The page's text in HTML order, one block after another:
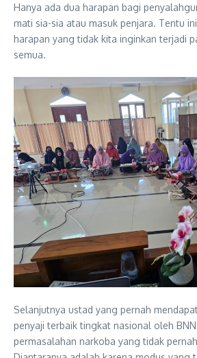
Hanya ada dua harapan bagi
mati sia-sia atau masuk penjara. Tentu
harapan yang tidak kita inginkan terjadi
semua.
Selanjutnya ustad yang pernah
penyaji terbaik tingkat nasional oleh
permasalahan narkoba yang tidak